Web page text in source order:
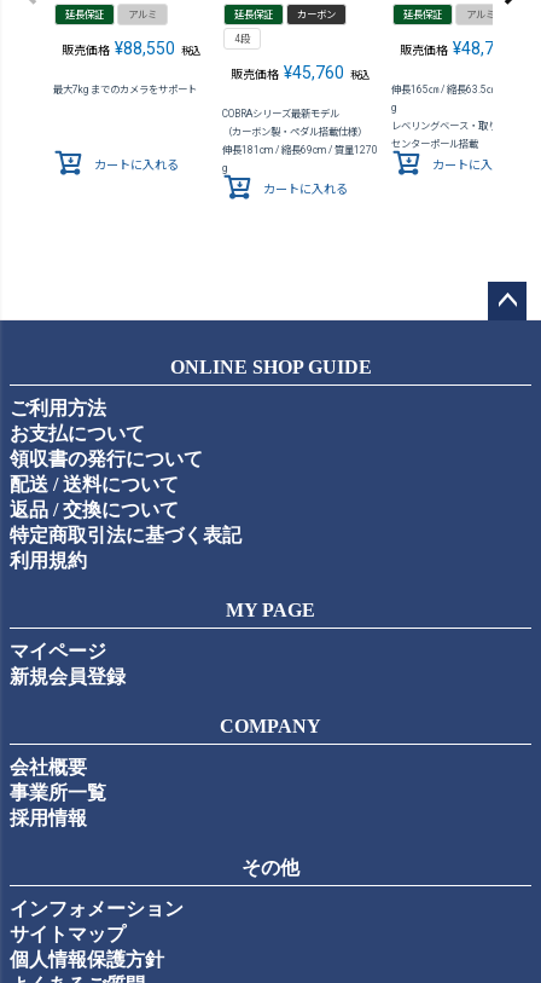
延長保証 アルミ
販売価格 ¥88,550 税込
最大7kg までのカメラをサポート
カートに入れる
延長保証
カーボン
4段
販売価格 ¥45,760 税込
COBRAシリーズ最新モデル
（カーボン製・ペダル搭載仕様）
伸長181cm / 縮長69cm / 質量1270
g
カートに入れる
延長保証 アルミ
販売価格 ¥48,730
伸長165㎝ / 縮長63.5㎝ / 質量
g
レベリングベース・取り外し可能
センターポール搭載
カートに入れる
ップ
ONLINE SHOP GUIDE
ご利用方法
お支払について
領収書の発行について
配送 / 送料について
返品 / 交換について
特定商取引法に基づく表記
利用規約
MY PAGE
マイページ
新規会員登録
COMPANY
会社概要
事業所一覧
採用情報
その他
インフォメーション
サイトマップ
個人情報保護方針